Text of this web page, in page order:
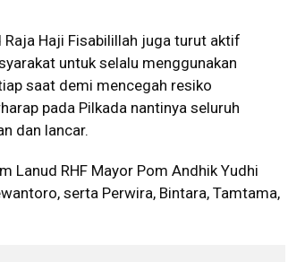
Raja Haji Fisabilillah juga turut aktif
untuk selalu menggunakan
saat demi mencegah resiko
pada Pilkada nantinya seluruh
dan lancar.
Lanud RHF Mayor Pom Andhik Yudhi
serta Perwira, Bintara, Tamtama,